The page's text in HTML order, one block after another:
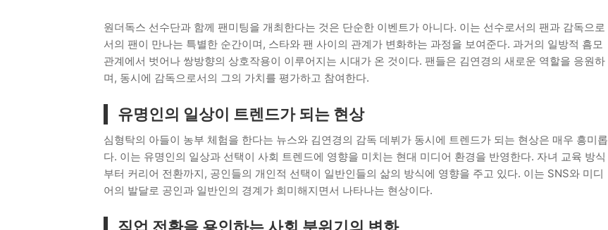
원더독스 선수단과 함께 팬미팅을 개최한다는 것은 단순한 이벤트가 아니다. 이는 선수로서의 팬과 감독으로
서의 팬이 만나는 특별한 순간이며, 스타와 팬 사이의 관계가 변화하는 과정을 보여준다. 과거의 일방적 흠모
관계에서 벗어나 쌍방향의 상호작용이 이루어지는 시대가 온 것이다. 팬들은 김연경의 새로운 역할을 응원하
며, 동시에 감독으로서의 그의 가치를 평가하고 참여한다.
유명인의 일상이 트렌드가 되는 현상
심형탁의 아들이 농부 체험을 한다는 뉴스와 김연경의 감독 데뷔가 동시에 트렌드가 되는 현상은 매우 흥미롭
다. 이는 유명인의 일상과 선택이 사회 트렌드에 영향을 미치는 현대 미디어 환경을 반영한다. 자녀 교육 방식
부터 커리어 전환까지, 공인들의 개인적 선택이 일반인들의 삶의 방식에 영향을 주고 있다. 이는 SNS와 미디
어의 발달로 공인과 일반인의 경계가 희미해지면서 나타나는 현상이다.
직업 전환을 용인하는 사회 분위기의 변화